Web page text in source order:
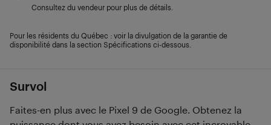
Survol
Faites-en plus avec le Pixel 9 de Google. Obtenez la
Consultez du vendeur pour plus de détails.
Pour les résidents du Québec : voir la divulgation de la garantie de
disponibilité dans la section Spécifications ci-dessous.